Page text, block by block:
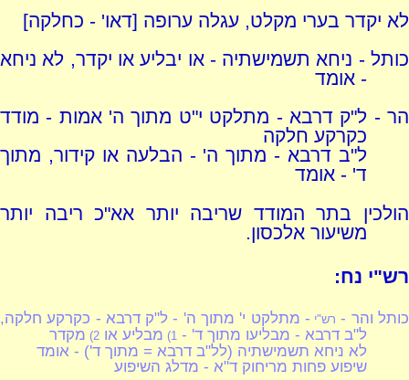
לא יקדר בערי מקלט, עגלה ערופה [דאו' - כחלקה]
כותל - ניחא תשמישתיה - או יבליע או יקדר, לא ניחא
- אומד
הר - ל"ק דרבא - מתלקט י"ט מתוך ה' אמות - מודד
כקרקע חלקה
ל"ב דרבא - מתוך ה' - הבלעה או קידור, מתוך
ד' - אומד
הולכין בתר המודד שריבה יותר אא"כ ריבה יותר
משיעור אלכסון.
רש"י נח:
כותל והר - רש"י - מתלקט י' מתוך ה' - ל"ק דרבא - כקרקע חלקה,
ל"ב דרבא - מבליעו מתוך ד' -1) מבליע או2) מקדר
לא ניחא תשמישתיה (לל"ב דרבא = מתוך ד') - אומד
שיפוע פחות מריחוק ד"א - מדלג השיפוע